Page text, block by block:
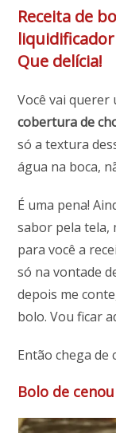
Receita de
Que delícia!
Você vai querer
cobertura de
só a textura
água na boca,
É uma pena!
sabor pela tela,
para você a
só na vontade
depois me
bolo. Vou ficar
Então chega de
Bolo de